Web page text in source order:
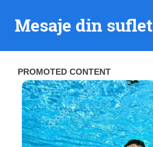
Mesaje din suflet